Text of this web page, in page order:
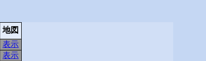
地図
表示
表示